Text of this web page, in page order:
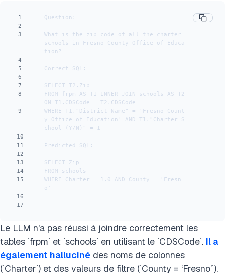
1
Question:
2
3
What is the zip code of all the charter
schools in Fresno County Office of Educa
tion?
4
5
Correct SQL:
6
7
SELECT T2.Zip
8
FROM frpm AS T1 INNER JOIN schools AS T2
ON T1.CDSCode = T2.CDSCode
9
WHERE T1."District Name" = 'Fresno Count
y Office of Education' AND T1."Charter S
chool (Y/N)" = 1
10
11
Predicted SQL:
12
13
SELECT Zip
14
FROM schools
15
WHERE Charter = 1.0 AND County = 'Fresn
o'
16
17
Le LLM n'a pas réussi à joindre correctement les
tables `frpm` et `schools` en utilisant le `CDSCode`. Il a
également halluciné des noms de colonnes
(`Charter`) et des valeurs de filtre (`County = ‘Fresno’`).